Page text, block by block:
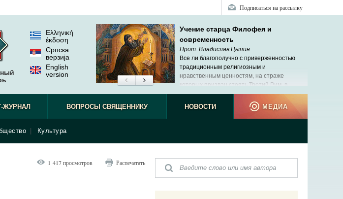
Подписаться на рассылку
Ελληνική
έκδοση
Српска
верзиjа
English
version
Учение старца Филофея и
современность
Прот. Владислав Цыпин
Все ли благополучно с приверженностью
традиционным религиозным и
нравственным ценностям, на страже
которых призван стоять Третий Рим, в
современной России?
ЖУРНАЛ ВОПРОСЫ СВЯЩЕННИКУ НОВОСТИ
Культура
МЕДИА
1 417 просмотров Распечатать